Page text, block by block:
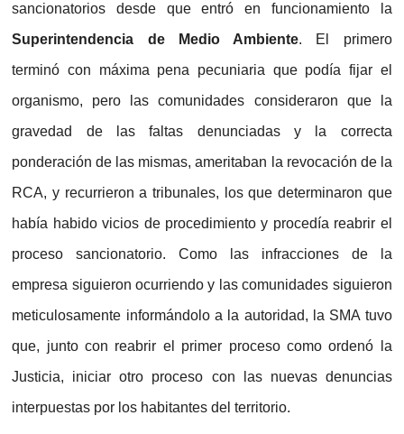
sancionatorios desde que entró en funcionamiento la
Superintendencia de Medio Ambiente. El primero
terminó con máxima pena pecuniaria que podía fijar el
organismo, pero las comunidades consideraron que la
gravedad de las faltas denunciadas y la correcta
ponderación de las mismas, ameritaban la revocación de la
RCA, y recurrieron a tribunales, los que determinaron que
había habido vicios de procedimiento y procedía reabrir el
proceso sancionatorio. Como las infracciones de la
empresa siguieron ocurriendo y las comunidades siguieron
meticulosamente informándolo a la autoridad, la SMA tuvo
que, junto con reabrir el primer proceso como ordenó la
Justicia, iniciar otro proceso con las nuevas denuncias
interpuestas por los habitantes del territorio.